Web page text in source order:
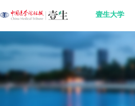
壹生大学